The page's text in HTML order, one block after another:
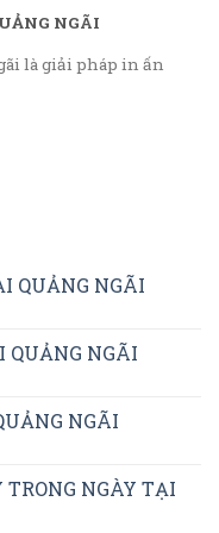
NGÃI
là giải pháp in ấn
QUẢNG NGÃI
QUẢNG NGÃI
NGÃI
NGÀY TẠI